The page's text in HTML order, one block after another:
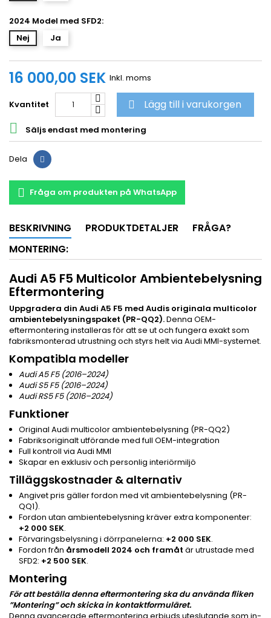
2024 Model med SFD2:
Nej
Ja
16 000,00 SEK Inkl. moms
Kvantitet  Lägg till i varukorgen
 Säljs endast med montering
Dela
Fråga om produkten på WhatsApp
BESKRIVNING PRODUKTDETALJER
FRÅGA?
MONTERING:
Audi A5 F5 Multicolor Ambientebelysning
Eftermontering
Uppgradera din Audi A5 F5 med Audis originala multicolor
ambientebelysningspaket (PR-QQ2).Denna OEM-
eftermontering installeras för att se ut och fungera exakt som
fabriksmonterad utrustning och styrs helt via Audi MMI-systemet.
Kompatibla modeller
Audi A5 F5 (2016–2024)
Audi S5 F5 (2016–2024)
Audi RS5 F5 (2016–2024)
Funktioner
Original Audi multicolor ambientebelysning (PR-QQ2)
Fabriksoriginalt utförande med full OEM-integration
Full kontroll via Audi MMI
Skapar en exklusiv och personlig interiörmiljö
Tilläggskostnader & alternativ
Angivet pris gäller fordon med vit ambientebelysning (PR-
QQ1).
Fordon utan ambientebelysning kräver extra komponenter:
+2 000 SEK.
Förvaringsbelysning i dörrpanelerna: +2 000 SEK.
Fordon från årsmodell 2024 och framåt är utrustade med
SFD2: +2 500 SEK.
Montering
För att beställa denna eftermontering ska du använda fliken
”Montering” och skicka in kontaktformuläret.